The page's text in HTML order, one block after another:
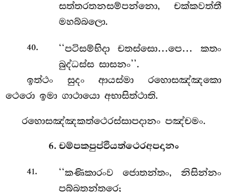
සත්තරතනසම්පන්නො, චක්කවත්තී
මහබ්බලො.
40. ‘‘පටිසම්භිදාචතස්සො…පෙ… කතං
බුද්ධස්ස සාසනං’’.
ඉත්ථං සුදං ආයස්මා රහොසඤ්ඤකො
ථෙරො ඉමා ගාථායො අභාසිත්ථාති.
රහොසඤ්ඤකත්ථෙරස්සාපදානං පඤ්චමං.
6. චම්පකපුප්ඵියත්ථෙරඅපදානං
41.
‘‘කණිකාරංව ජොතන්තං, නිසින්නං
පබ්බතන්තරෙ;